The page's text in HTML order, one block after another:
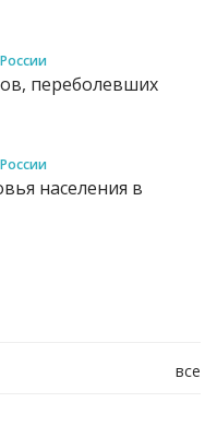
переболевших
населения в
все